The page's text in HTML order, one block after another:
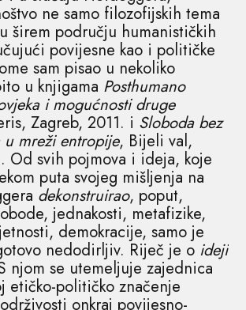
ne samo filozofijskih tema
širem području humanističkih
povijesne kao i političke
sam pisao u nekoliko
u knjigama Posthumano
i mogućnosti druge
Zagreb, 2011. i Sloboda bez
mreži entropije, Bijeli val,
Od svih pojmova i ideja, koje
puta svojeg mišljenja na
dekonstruirao, poput,
jednakosti, metafizike,
demokracije, samo je
nedodirljiv. Riječ je o ideji
njom se utemeljuje zajednica
etičko-političko značenje
onkraj povijesno-